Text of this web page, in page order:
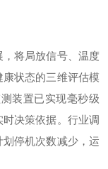
将局放信号、温度
状态的三维评估模
装置已实现毫秒级
决策依据。行业调
停机次数减少，运